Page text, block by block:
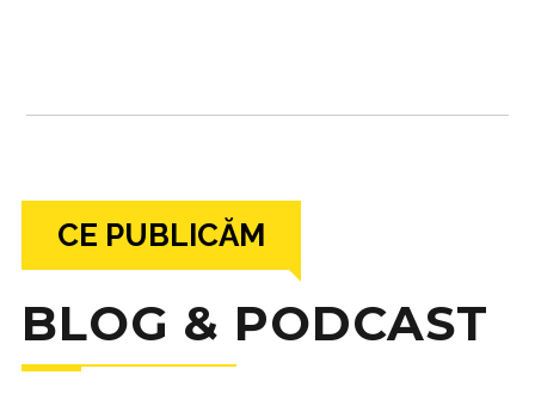
CE PUBLICĂM
BLOG & PODCAST